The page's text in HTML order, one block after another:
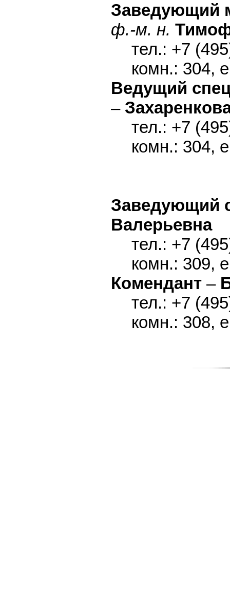
Заведующий
ф.-м. н.
тел.: +7
комн.: 304,
Ведущий
–
тел.: +7
комн.: 304,
Заведующий
Валерьевна
тел.: +7
комн.: 309,
Комендант –
тел.: +7
комн.: 308,